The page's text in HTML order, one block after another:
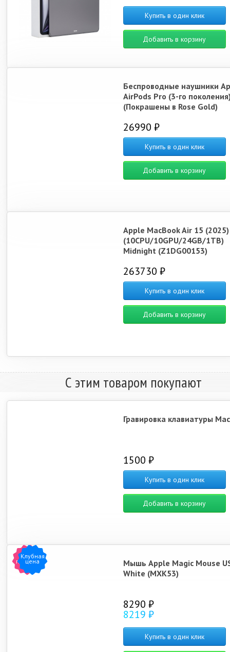
Купить в один клик
Добавить в корзину
Беспроводные наушники
AirPods Pro (3-го
(Покрашены в Rose Gold)
26990 ₽
Купить в один клик
Добавить в корзину
Apple MacBook Air 15
(10CPU/10GPU/24GB/1TB)
Midnight (Z1DG00153)
263730 ₽
Купить в один клик
Добавить в корзину
С этим товаром покупают
Гравировка клавиатуры
1500 ₽
Купить в один клик
Добавить в корзину
Хит
продаж
Клубная
цена
Мышь Apple Magic Mouse
White (MXK53)
8290 ₽
8219 ₽
Купить в один клик